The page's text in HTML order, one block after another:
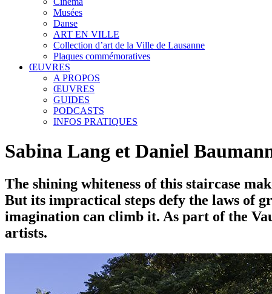
Musées
Danse
ART EN VILLE
Collection d’art de la Ville de Lausanne
Plaques commémoratives
ŒUVRES
A PROPOS
ŒUVRES
GUIDES
PODCASTS
INFOS PRATIQUES
Sabina Lang et Daniel
The shining whiteness of this staircase
But its impractical steps defy the laws of
imagination can climb it. As part of the
artists.